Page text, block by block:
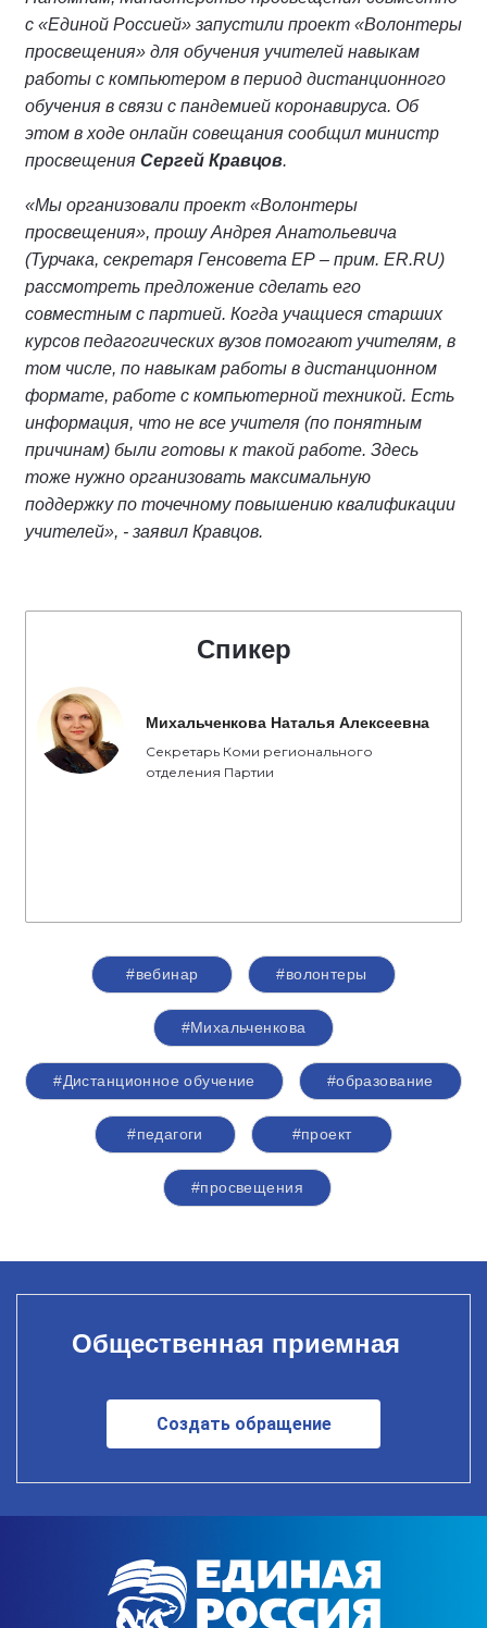
с «Единой Россией» запустили проект «Волонтеры
просвещения» для обучения учителей навыкам
работы с компьютером в период дистанционного
обучения в связи с пандемией коронавируса. Об
этом в ходе онлайн совещания сообщил министр
просвещения Сергей Кравцов.
«Мы организовали проект «Волонтеры
просвещения», прошу Андрея Анатольевича
(Турчака, секретаря Генсовета ЕР – прим. ER.RU)
рассмотреть предложение сделать его
совместным с партией. Когда учащиеся старших
курсов педагогических вузов помогают учителям, в
том числе, по навыкам работы в дистанционном
формате, работе с компьютерной техникой. Есть
информация, что не все учителя (по понятным
причинам) были готовы к такой работе. Здесь
тоже нужно организовать максимальную
поддержку по точечному повышению квалификации
учителей», - заявил Кравцов.
Спикер
Михальченкова Наталья Алексеевна
Секретарь Коми регионального
отделения Партии
#вебинар #волонтеры
#Михальченкова
#Дистанционное обучение #образование
#педагоги #проект
#просвещения
Общественная приемная
Создать обращение